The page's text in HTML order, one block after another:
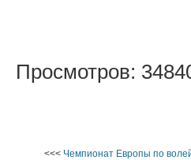
Просмотров:
<<< Чемпионат Европы по